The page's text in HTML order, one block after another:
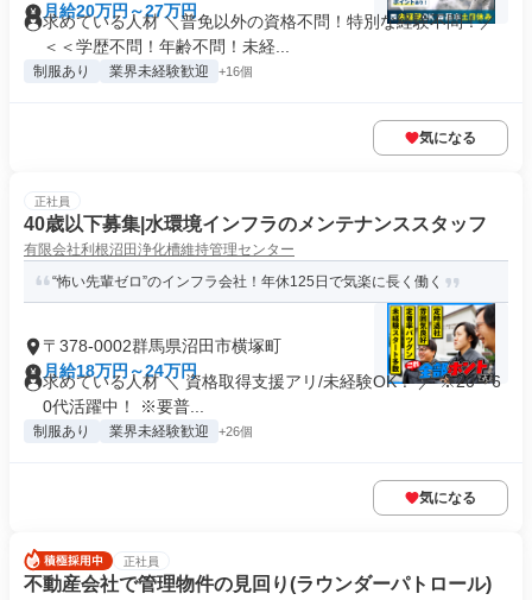
月給20万円～27万円
求めている人材 ＼普免以外の資格不問！特別な経験不問！／
＜＜学歴不問！年齢不問！未経...
制服あり 業界未経験歓迎 +16個
気になる
正社員
40歳以下募集|水環境インフラのメンテナンススタッフ
有限会社利根沼田浄化槽維持管理センター
“怖い先輩ゼロ”のインフラ会社！年休125日で気楽に長く働く
〒378-0002群馬県沼田市横塚町
月給18万円～24万円
求めている人材 ＼ 資格取得支援アリ/未経験OK！ ／ ※20～6
0代活躍中！ ※要普...
制服あり 業界未経験歓迎 +26個
気になる
正社員
不動産会社で管理物件の見回り(ラウンダーパトロール)